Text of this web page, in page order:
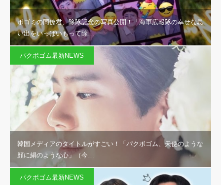
ボゴミの同僚君、除隊記念の写真公開！「海軍広報隊の幸せな思
い出をいっぱいもって除…
パクボゴム最新NEWS
韓国メディアのタイトルがすごい！「パクボゴム、天使のような
顔に絹のような心」（今…
パクボゴム最新NEWS